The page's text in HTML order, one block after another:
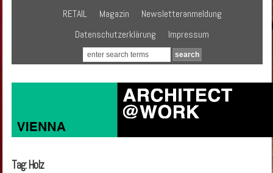
RETAIL
Magazin
Newsletteranmeldung
Datenschutzerklärung
Impressum
Tag: Holz